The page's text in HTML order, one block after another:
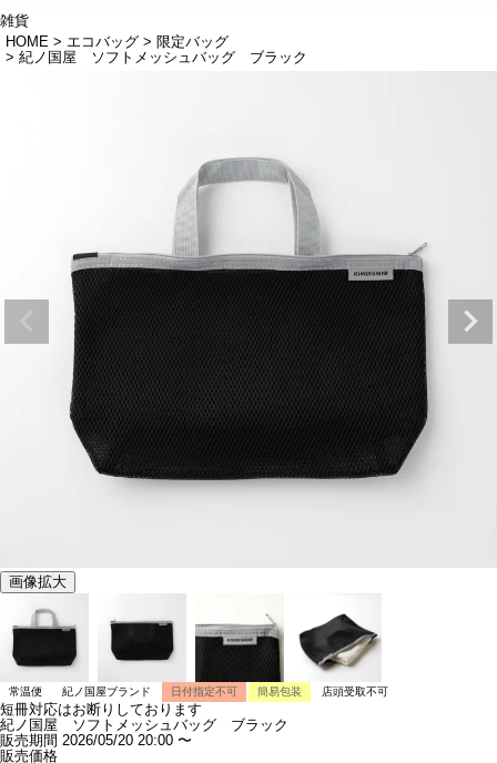
雑貨
HOME
エコバッグ
限定バッグ
紀ノ国屋 ソフトメッシュバッグ ブラック
画像拡大
常温便 紀ノ国屋ブランド 日付指定不可 簡易包装 店頭受取不可
短冊対応はお断りしております
紀ノ国屋 ソフトメッシュバッグ ブラック
販売期間 2026/05/20 20:00 〜
販売価格